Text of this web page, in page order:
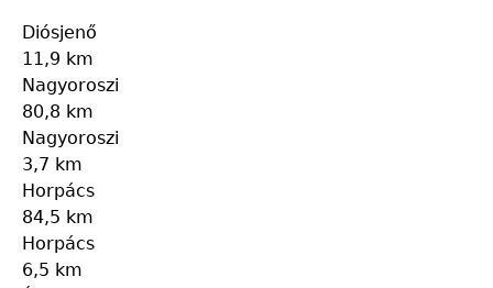
Diósjenő
11,9 km
Nagyoroszi
80,8 km
Nagyoroszi
3,7 km
Horpács
84,5 km
Horpács
6,5 km